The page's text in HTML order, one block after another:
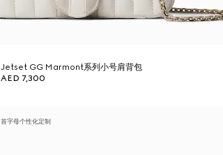
Jetset GG Marmont系列小号肩背包
AED 7,300
首字母个性化定制